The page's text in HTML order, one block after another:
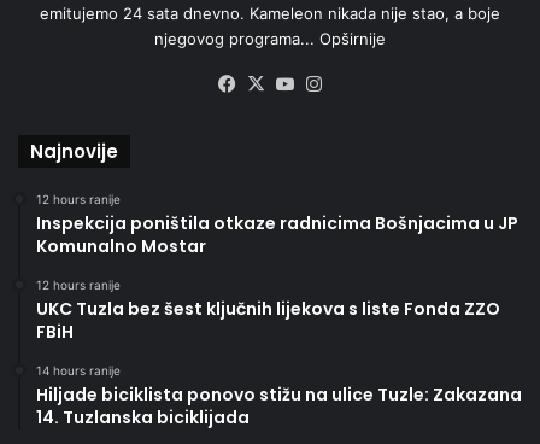
emitujemo 24 sata dnevno. Kameleon nikada nije stao, a boje
njegovog programa... Opširnije
Facebook
X YouTube
Najnovije
12 hours ranije
Inspekcija poništila otkaze radnicima Bošnjacima u JP
Komunalno Mostar
12 hours ranije
UKC Tuzla bez šest ključnih lijekova s liste Fonda ZZO
FBiH
14 hours ranije
Hiljade biciklista ponovo stižu na ulice Tuzle: Zakazana
14. Tuzlanska biciklijada